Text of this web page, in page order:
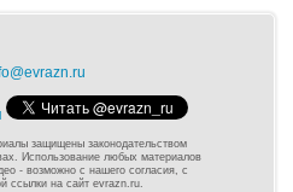
защищены законодательством
Использование любых материалов
- возможно с нашего согласия, с
ссылки на сайт evrazn.ru.